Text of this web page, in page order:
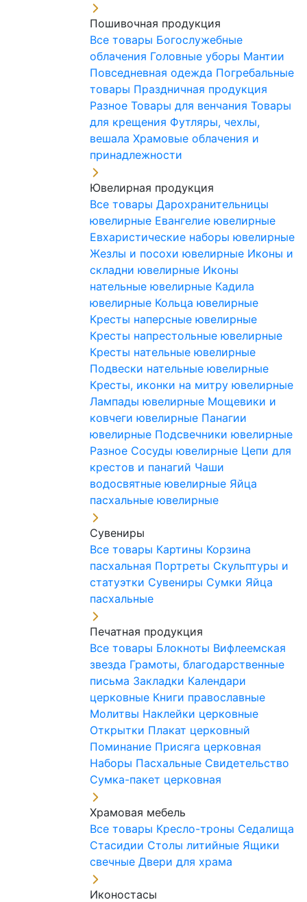
Пошивочная продукция
Все товары Богослужебные
облачения Головные уборы Мантии
Повседневная одежда Погребальные
товары Праздничная продукция
Разное Товары для венчания Товары
для крещения Футляры, чехлы,
вешала Храмовые облачения и
принадлежности
Ювелирная продукция
Все товары Дарохранительницы
ювелирные Евангелие ювелирные
Евхаристические наборы ювелирные
Жезлы и посохи ювелирные Иконы и
складни ювелирные Иконы
нательные ювелирные Кадила
ювелирные Кольца ювелирные
Кресты наперсные ювелирные
Кресты напрестольные ювелирные
Кресты нательные ювелирные
Подвески нательные ювелирные
Кресты, иконки на митру ювелирные
Лампады ювелирные Мощевики и
ковчеги ювелирные Панагии
ювелирные Подсвечники ювелирные
Разное Сосуды ювелирные Цепи для
крестов и панагий Чаши
водосвятные ювелирные Яйца
пасхальные ювелирные
Сувениры
Все товары Картины Корзина
пасхальная Портреты Скульптуры и
статуэтки Сувениры Сумки Яйца
пасхальные
Печатная продукция
Все товары Блокноты Вифлеемская
звезда Грамоты, благодарственные
письма Закладки Календари
церковные Книги православные
Молитвы Наклейки церковные
Открытки Плакат церковный
Поминание Присяга церковная
Наборы Пасхальные Свидетельство
Сумка-пакет церковная
Храмовая мебель
Все товары Кресло-троны Седалища
Стасидии Столы литийные Ящики
свечные Двери для храма
Иконостасы